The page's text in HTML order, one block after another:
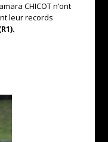
CHICOT n’ont
leur records